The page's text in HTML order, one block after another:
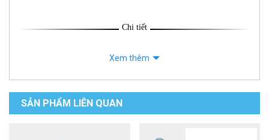
Chi tiết
Xem thêm
SẢN PHẨM LIÊN QUAN